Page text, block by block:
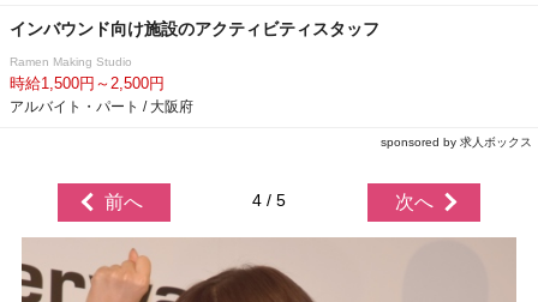
インバウンド向け施設のアクティビティスタッフ
Ramen Making Studio
時給1,500円～2,500円
アルバイト・パート / 大阪府
sponsored by 求人ボックス
前へ 4 / 5 次へ